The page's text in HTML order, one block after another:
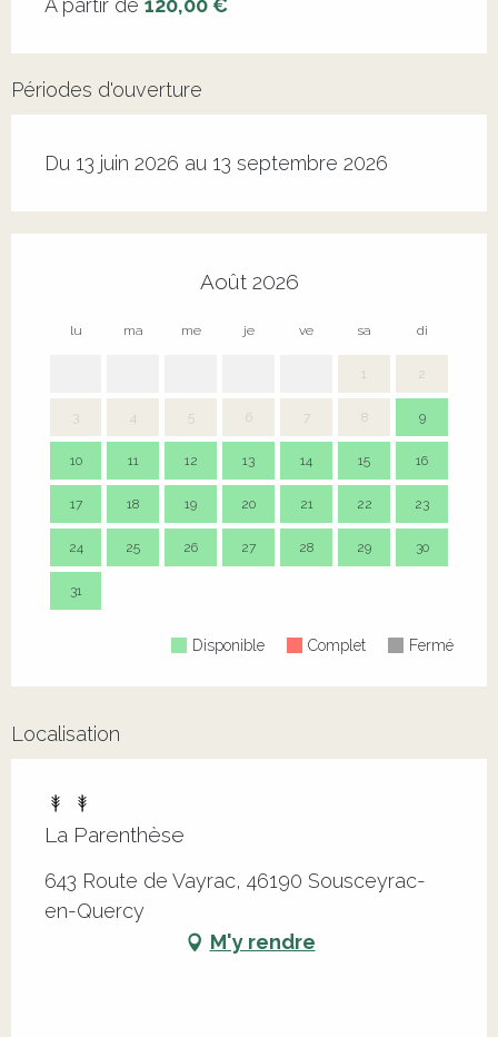
À partir de 120,00 €
Périodes d'ouverture
Du 13 juin 2026 au 13 septembre 2026
Août 2026
lu ma me je ve sa di
1 2
3 4 5 6 7 8 9
10 11 12 13 14 15 16
17 18 19 20 21 22 23
24 25 26 27 28 29 30
31
Disponible Complet Fermé
Localisation
La Parenthèse
643 Route de Vayrac, 46190 Sousceyrac-
en-Quercy
M'y rendre